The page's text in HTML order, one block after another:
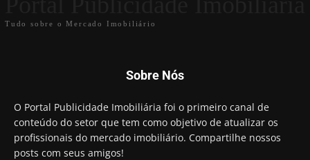
Tudo sobre o Mercado Imobiliário
Sobre Nós
O Portal Publicidade Imobiliária foi o primeiro canal de
conteúdo do setor que tem como objetivo de atualizar os
profissionais do mercado imobiliário. Compartilhe nossos
posts com seus amigos!